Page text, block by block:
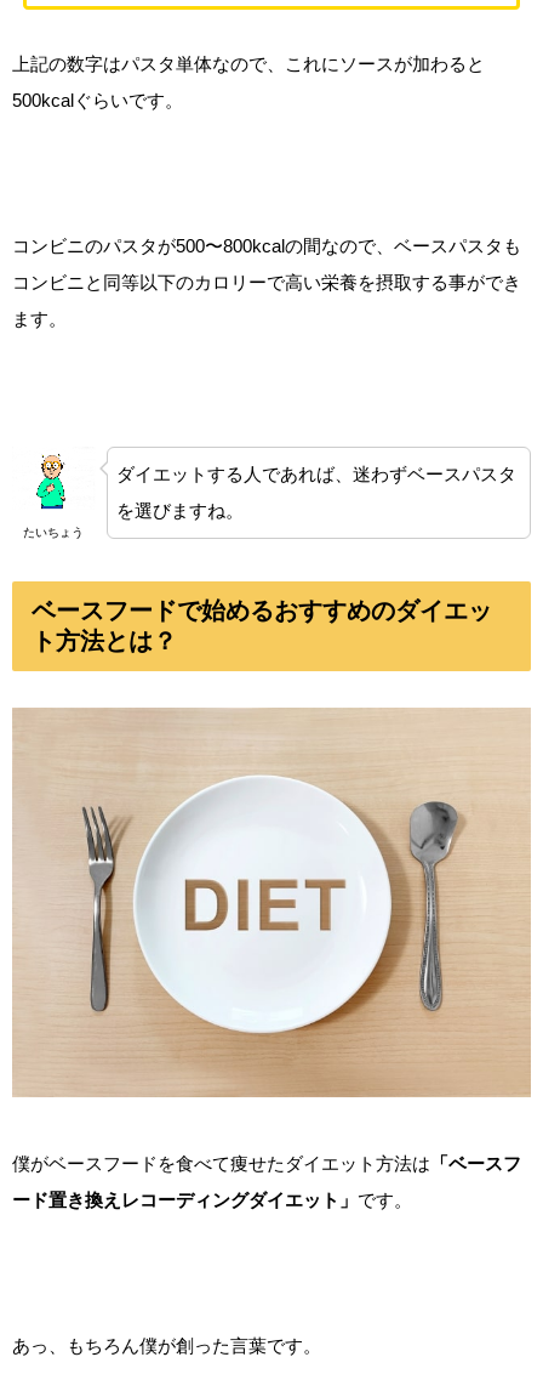
上記の数字はパスタ単体なので、これにソースが加わると
500kcalぐらいです。
コンビニのパスタが500〜800kcalの間なので、ベースパスタも
コンビニと同等以下のカロリーで高い栄養を摂取する事ができ
ます。
たいちょう
ダイエットする人であれば、迷わずベースパスタ
を選びますね。
ベースフードで始めるおすすめのダイエッ
ト方法とは？
僕がベースフードを食べて痩せたダイエット方法は 「ベースフ
ード置き換えレコーディングダイエット」 です。
あっ、もちろん僕が創った言葉です。